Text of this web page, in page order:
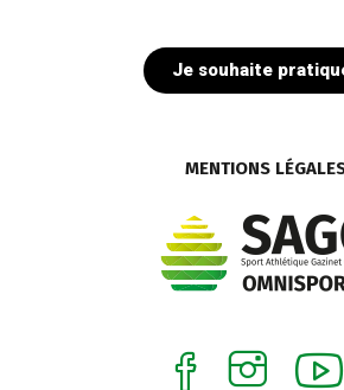
Je souhaite
MENTIONS